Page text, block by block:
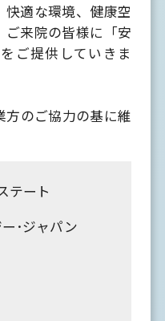
適な環境、健康空
ご来院の皆様に「安
ご提供していきま
方のご協力の基に維
テート
･ジャパン